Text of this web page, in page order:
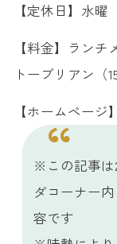
【定休日】水曜
【料金】ラン
トーブリアン（
【ホームページ】
※この記事は
ダコーナー
容です